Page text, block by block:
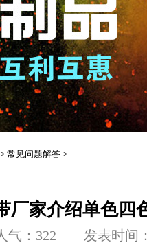
> 常见问题解答 >
厂家介绍单色四
气： 322 发表时间